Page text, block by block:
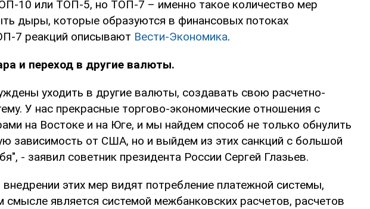
10 или ТОП-5, но ТОП-7 – именно такое количество мер
дыры, которые образуются в финансовых потоках
7 реакций описывают Вести-Экономика.
и переход в другие валюты.
уходить в другие валюты, создавать свою расчетно-
У нас прекрасные торгово-экономические отношения с
на Востоке и на Юге, и мы найдем способ не только обнулить
зависимость от США, но и выйдем из этих санкций с большой
- заявил советник президента России Сергей Глазьев.
этих мер видят потребление платежной системы,
смысле является системой межбанковских расчетов, расчетов